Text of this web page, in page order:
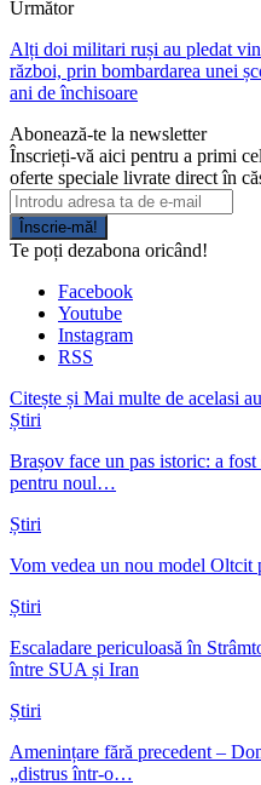
Următor
Alți doi militari ruși au pledat
război, prin bombardarea unei
ani de închisoare
Abonează-te la newsletter
Înscrieți-vă aici pentru a primi
oferte speciale livrate direct în
Înscrie-mă!
Te poți dezabona oricând!
Facebook
Youtube
Instagram
RSS
Citește și Mai multe de acelasi
Știri
Brașov face un pas istoric: a
pentru noul…
Știri
Vom vedea un nou model Oltcit
Știri
Escaladare periculoasă în
între SUA și Iran
Știri
Amenințare fără precedent –
„distrus într-o…